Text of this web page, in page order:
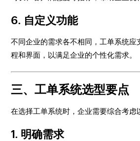
6. 自定义功能
不同企业的需求各不相同，工单系统应
程和界面，以满足企业的个性化需求。
三、工单系统选型要点
在选择工单系统时，企业需要综合考虑
1. 明确需求